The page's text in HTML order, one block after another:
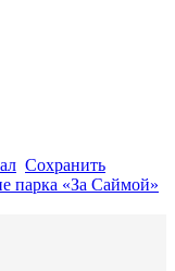
Сохранить
парка «За Саймой»